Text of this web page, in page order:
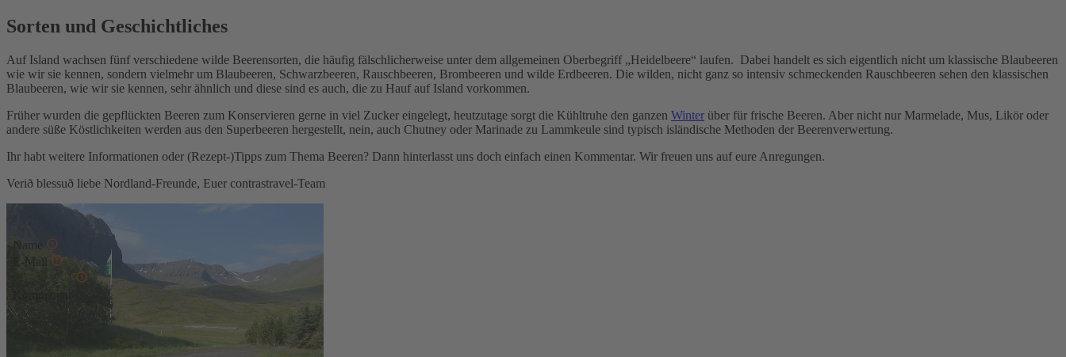
Sorten und Geschichtliches
Auf Island wachsen fünf verschiedene wilde Beerensorten, die häufig fälschlicherweise unter dem allgemeinen Oberbegriff „Heidelbeere“ laufen. Dabei handelt es sich eigentlich nicht um klassische Blaubeeren
wie wir sie kennen, sondern vielmehr um Blaubeeren, Schwarzbeeren, Rauschbeeren, Brombeeren und wilde Erdbeeren. Die wilden, nicht ganz so intensiv schmeckenden Rauschbeeren sehen den klassischen
Blaubeeren, wie wir sie kennen, sehr ähnlich und diese sind es auch, die zu Hauf auf Island vorkommen.
Früher wurden die gepflückten Beeren zum Konservieren gerne in viel Zucker eingelegt, heutzutage sorgt die Kühltruhe den ganzen Winter über für frische Beeren. Aber nicht nur Marmelade, Mus, Likör oder
andere süße Köstlichkeiten werden aus den Superbeeren hergestellt, nein, auch Chutney oder Marinade zu Lammkeule sind typisch isländische Methoden der Beerenverwertung.
Ihr habt weitere Informationen oder (Rezept-)Tipps zum Thema Beeren? Dann hinterlasst uns doch einfach einen Kommentar. Wir freuen uns auf eure Anregungen.
Verið blessuð liebe Nordland-Freunde, Euer contrastravel-Team
Kommentar schreiben
Name
E-Mail
Kommentar
* Diese Felder sind erforderlich
Absenden